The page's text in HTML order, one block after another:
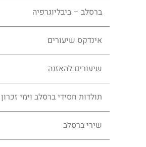
ברסלב – ביבליוגרפיה
אינדקס שיעורים
שיעורים להאזנה
תולדות חסידי ברסלב וימי זכרון
שירי ברסלב